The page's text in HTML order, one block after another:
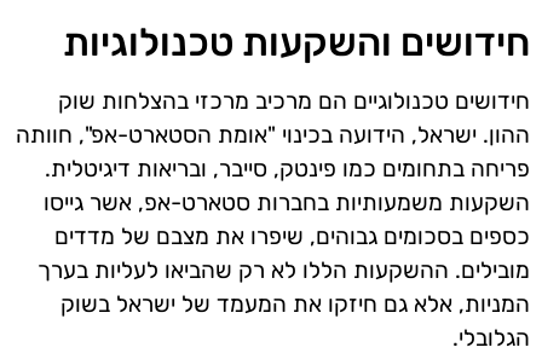
חידושים והשקעות טכנולוגיות
חידושים טכנולוגיים הם מרכיב מרכזי בהצלחות שוק
ההון. ישראל, הידועה בכינוי "אומת הסטארט-אפ", חוותה
פריחה בתחומים כמו פינטק, סייבר, ובריאות דיגיטלית.
השקעות משמעותיות בחברות סטארט-אפ, אשר גייסו
כספים בסכומים גבוהים, שיפרו את מצבם של מדדים
מובילים. ההשקעות הללו לא רק שהביאו לעליות בערך
המניות, אלא גם חיזקו את המעמד של ישראל בשוק
הגלובלי.